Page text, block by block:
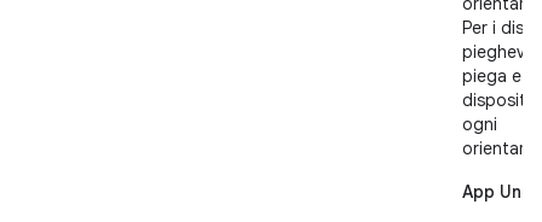
Per i
piega e
ogni
App Unity